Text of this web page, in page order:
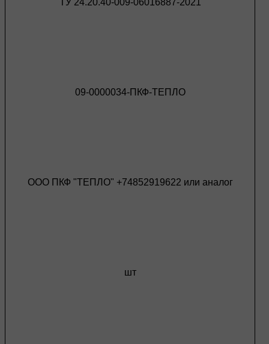
09-0000034-ПКФ-ТЕПЛО
ООО ПКФ "ТЕПЛО" +74852919622 или аналог
шт